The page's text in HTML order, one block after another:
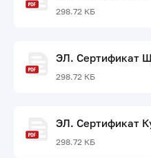
298.72 КБ
ЭЛ. Сертификат
298.72 КБ
ЭЛ. Сертификат
298.72 КБ